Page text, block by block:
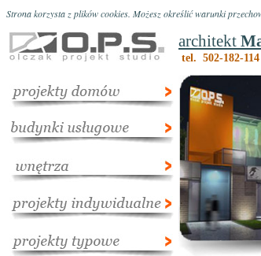
Strona korzysta z plików cookies. Możesz określić warunki
architekt
tel. 502-182-